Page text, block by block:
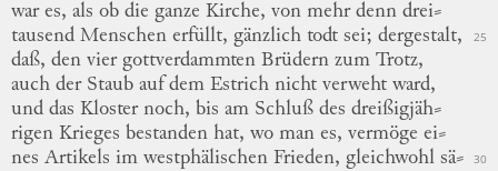
war es, als ob die ganze Kirche, von mehr denn drei⸗
tausend Menschen erfüllt, gänzlich todt sei; dergestalt, 25
daß, den vier gottverdammten Brüdern zum Trotz,
auch der Staub auf dem Estrich nicht verweht ward,
und das Kloster noch, bis am Schluß des dreißigjäh⸗
rigen Krieges bestanden hat, wo man es, vermöge ei⸗
nes Artikels im westphälischen Frieden, gleichwohl sä⸗ 30